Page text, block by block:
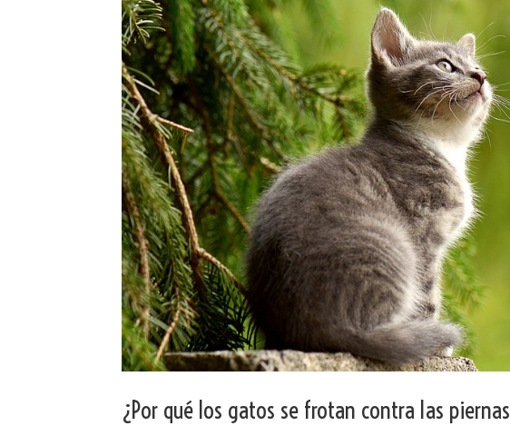
¿Por qué los gatos se frotan contra las